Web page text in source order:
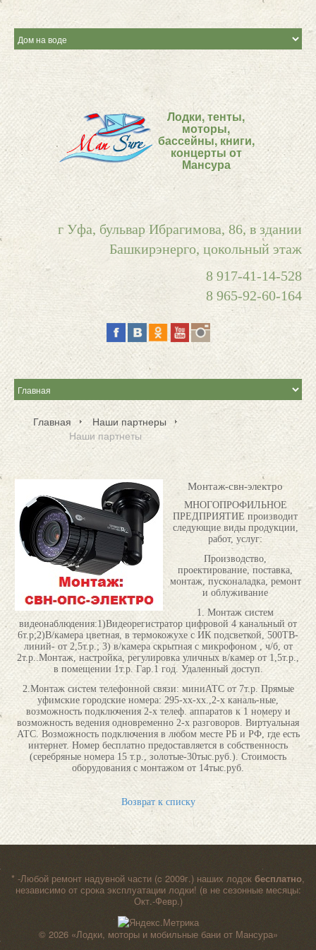
Лодки, тенты,
моторы,
бассейны, книги,
концерты от
Мансура
г Уфа, бульвар Ибрагимова, 86, в здании
Башкирэнерго, цокольный этаж
8 917-41-14-528
8 965-92-60-164
Главная
Наши партнеры
Наши партнеты
Монтаж-свн-электро
МНОГОПРОФИЛЬНОЕ
ПРЕДПРИЯТИЕ производит
следующие виды продукции,
работ, услуг:
Производство,
проектирование, поставка,
монтаж, пусконаладка, ремонт
и облуживание
1. Монтаж систем
видеонаблюдения:1)Видеорегистратор цифровой 4 канальный от
6т.р;2)В/камера цветная, в термокожухе с ИК подсветкой, 500ТВ-
линий- от 2,5т.р.; 3) в/камера скрытная с микрофоном , ч/б, от
2т.р..Монтаж, настройка, регулировка уличных в/камер от 1,5т.р.,
в помещении 1т.р. Гар.1 год. Удаленный доступ.
2.Монтаж систем телефонной связи: миниАТС от 7т.р. Прямые
уфимские городские номера: 295-хх-хх.,2-х каналь-ные,
возможность подключения 2-х телеф. аппаратов к 1 номеру и
возможность ведения одновременно 2-х разговоров. Виртуальная
АТС. Возможность подключения в любом месте РБ и РФ, где есть
интернет. Номер бесплатно предоставляется в собственность
(серебряные номера 15 т.р., золотые-30тыс.руб.). Стоимость
оборудования с монтажом от 14тыс.руб.
Возврат к списку
* -Любой ремонт надувной части (c 2009г.) наших лодок бесплатно,
независимо от срока эксплуатации лодки! (в не сезонные месяцы:
Окт.-Февр.)
© 2026 «Лодки, моторы и мобильные бани от Мансура»